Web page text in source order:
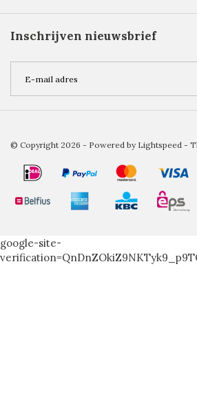
Inschrijven nieuwsbrief
© Copyright 2026 - Powered by Lightspeed -
google-site-